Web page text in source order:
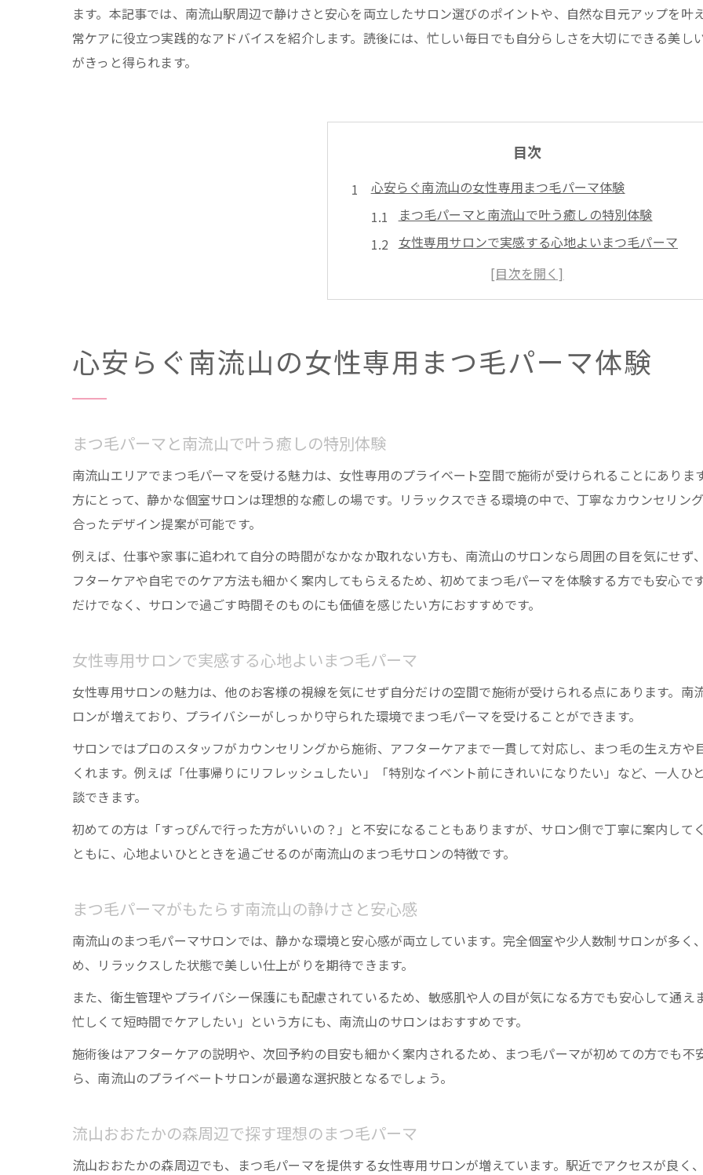
ます。本記事では、南流山駅周辺で静けさと安心を両立したサロン選びのポイントや、自然な目元アップを
常ケアに役立つ実践的なアドバイスを紹介します。読後には、忙しい毎日でも自分らしさを大切にできる美
がきっと得られます。
目次
心安らぐ南流山の女性専用まつ毛パーマ体験
まつ毛パーマと南流山で叶う癒しの特別体験
女性専用サロンで実感する心地よいまつ毛パーマ
まつ毛パーマがもたらす南流山の静けさと安心感
流山おおたかの森周辺で探す理想のまつ毛パーマ
理想の目元叶えるプライベート空間での新常識
まつ毛パーマの新常識は女性専用プライベート空間で
まつ毛パーマ柏や千葉エリアのサロン事情を探る
南流山のまつ毛パーマ専門サロンが選ばれる理由
流山おおたかの森で体験できるナチュラルな仕上がり
千葉のまつ毛サロンで叶える理想の目元美
結婚式準備にも役立つまつ毛パーマ活用術
まつ毛パーマとマツエクの違いを結婚式前に知る
南流山で叶える花嫁にぴったりのまつ毛パーマ術
眉アートメイク後も可能なまつ毛パーマの注意点
まつ毛ケアで毎朝時短とリラックス両立のヒント
南流山の女性専用サロンで実感する朝の余裕時間
南流山駅近くで叶う自分だけの特別な癒し時間
まつ毛パーマと共に味わう特別なプライベート空間
心安らぐ南流山の女性専用まつ毛パーマ体験
まつ毛パーマと南流山で叶う癒しの特別体験
南流山エリアでまつ毛パーマを受ける魅力は、女性専用のプライベート空間で施術が受けられることにあり
方にとって、静かな個室サロンは理想的な癒しの場です。リラックスできる環境の中で、丁寧なカウンセリン
合ったデザイン提案が可能です。
例えば、仕事や家事に追われて自分の時間がなかなか取れない方も、南流山のサロンなら周囲の目を気にせず
フターケアや自宅でのケア方法も細かく案内してもらえるため、初めてまつ毛パーマを体験する方でも安心
だけでなく、サロンで過ごす時間そのものにも価値を感じたい方におすすめです。
女性専用サロンで実感する心地よいまつ毛パーマ
女性専用サロンの魅力は、他のお客様の視線を気にせず自分だけの空間で施術が受けられる点にあります。
ロンが増えており、プライバシーがしっかり守られた環境でまつ毛パーマを受けることができます。
サロンではプロのスタッフがカウンセリングから施術、アフターケアまで一貫して対応し、まつ毛の生え方
くれます。例えば「仕事帰りにリフレッシュしたい」「特別なイベント前にきれいになりたい」など、一人
談できます。
初めての方は「すっぴんで行った方がいいの？」と不安になることもありますが、サロン側で丁寧に案内し
ともに、心地よいひとときを過ごせるのが南流山のまつ毛サロンの特徴です。
まつ毛パーマがもたらす南流山の静けさと安心感
南流山のまつ毛パーマサロンでは、静かな環境と安心感が両立しています。完全個室や少人数制サロンが多
め、リラックスした状態で美しい仕上がりを期待できます。
また、衛生管理やプライバシー保護にも配慮されているため、敏感肌や人の目が気になる方でも安心して通
忙しくて短時間でケアしたい」という方にも、南流山のサロンはおすすめです。
施術後はアフターケアの説明や、次回予約の目安も細かく案内されるため、まつ毛パーマが初めての方でも
ら、南流山のプライベートサロンが最適な選択肢となるでしょう。
流山おおたかの森周辺で探す理想のまつ毛パーマ
流山おおたかの森周辺でも、まつ毛パーマを提供する女性専用サロンが増えています。駅近でアクセスが良